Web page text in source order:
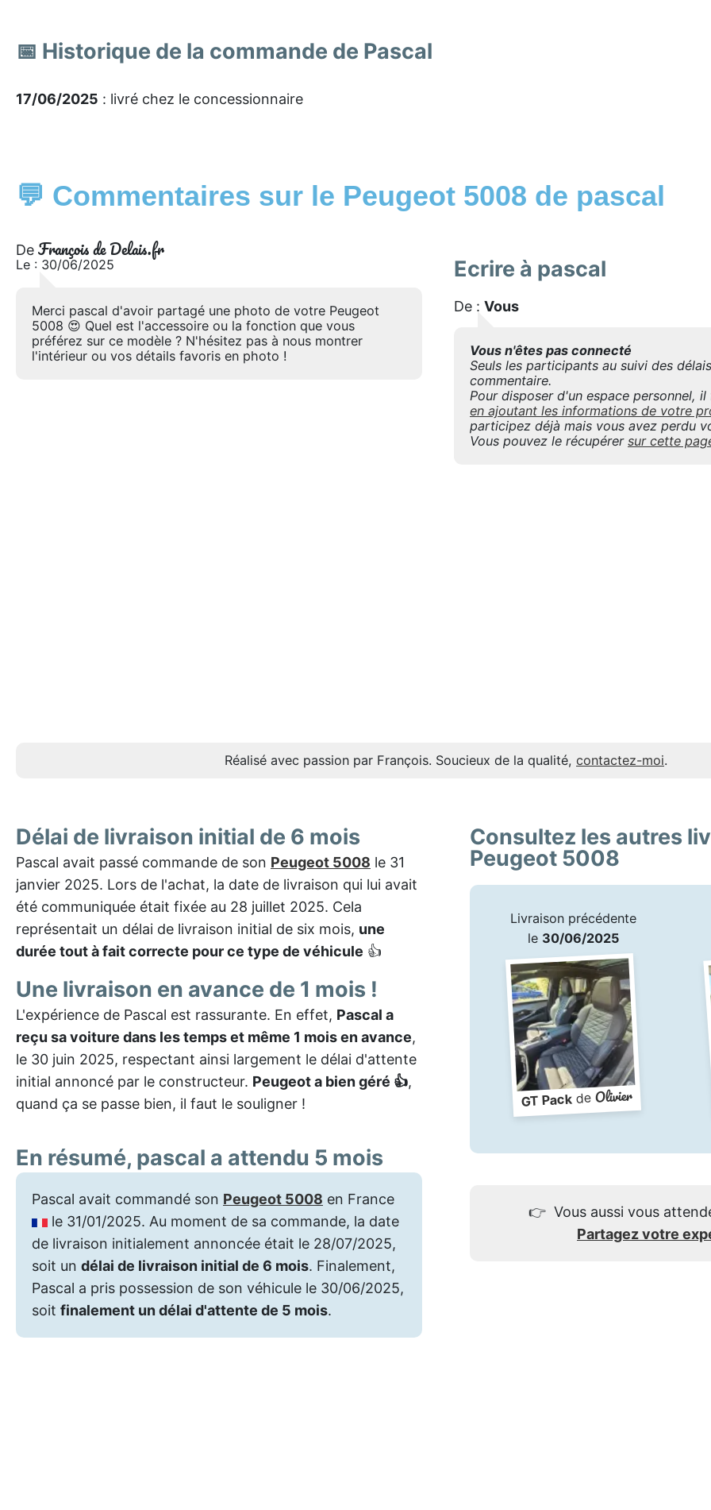
📅 Historique de la commande de Pascal
17/06/2025 : livré chez le concessionnaire
💬 Commentaires sur le Peugeot 5008 de pascal
De François de Delais.fr
Le : 30/06/2025
Merci pascal d'avoir partagé une photo de votre Peugeot
5008 😍 Quel est l'accessoire ou la fonction que vous
préférez sur ce modèle ? N'hésitez pas à nous montrer
l'intérieur ou vos détails favoris en photo !
Ecrire à pascal
De : Vous
Vous n'êtes pas connecté
Seuls les participants au suivi des
commentaire.
Pour disposer d'un espace personnel,
en ajoutant les informations de votre
participez déjà mais vous avez perdu
Vous pouvez le récupérer sur cette
Réalisé avec passion par François. Soucieux de la qualité, contactez-moi.
Délai de livraison initial de 6 mois
Pascal avait passé commande de son Peugeot 5008 le 31
janvier 2025. Lors de l'achat, la date de livraison qui lui avait
été communiquée était fixée au 28 juillet 2025. Cela
représentait un délai de livraison initial de six mois, une
durée tout à fait correcte pour ce type de véhicule 👍
Une livraison en avance de 1 mois !
L'expérience de Pascal est rassurante. En effet, Pascal a
reçu sa voiture dans les temps et même 1 mois en avance,
le 30 juin 2025, respectant ainsi largement le délai d'attente
initial annoncé par le constructeur. Peugeot a bien géré 👍,
quand ça se passe bien, il faut le souligner !
En résumé, pascal a attendu 5 mois
Pascal avait commandé son Peugeot 5008 en France
le 31/01/2025. Au moment de sa commande, la date
de livraison initialement annoncée était le 28/07/2025,
soit un délai de livraison initial de 6 mois. Finalement,
Pascal a pris possession de son véhicule le 30/06/2025,
soit finalement un délai d'attente de 5 mois.
Consultez les autres
Peugeot 5008
Livraison précédente
le 30/06/2025
GT PackdeOlivier
👉 Vous aussi vous
Partagez votre